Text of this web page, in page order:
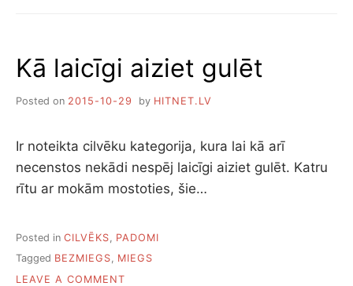
Kā laicīgi aiziet gulēt
Posted on 2015-10-29 by HITNET.LV
Ir noteikta cilvēku kategorija, kura lai kā arī
necenstos nekādi nespēj laicīgi aiziet gulēt. Katru
rītu ar mokām mostoties, šie…
Posted in CILVĒKS
PADOMI
Tagged BEZMIEGS, MIEGS
LEAVE A COMMENT